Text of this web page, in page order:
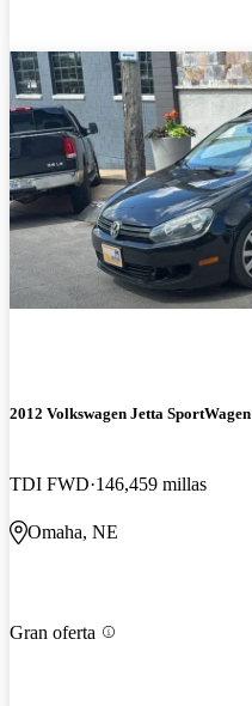
2012 Volkswagen Jetta SportWagen
TDI FWD 146,459 millas
Omaha, NE
Gran oferta